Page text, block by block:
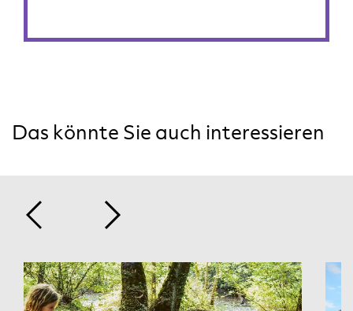
Das könnte Sie auch interessieren